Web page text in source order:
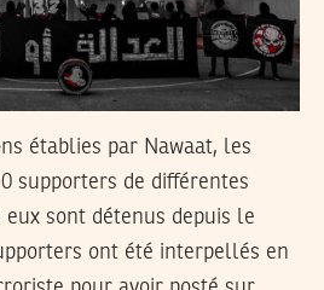
établies par Nawaat, les
supporters de différentes
eux sont détenus depuis le
ont été interpellés en